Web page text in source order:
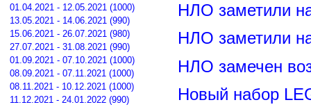
01.04.2021 - 12.05.2021 (1000)
13.05.2021 - 14.06.2021 (990)
15.06.2021 - 26.07.2021 (980)
27.07.2021 - 31.08.2021 (990)
01.09.2021 - 07.10.2021 (1000)
08.09.2021 - 07.11.2021 (1000)
08.11.2021 - 10.12.2021 (1000)
11.12.2021 - 24.01.2022 (990)
НЛО заметили
НЛО заметили
НЛО замечен
Новый набор